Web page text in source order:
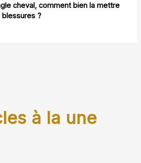
cheval, comment bien la mettre
?
à la une